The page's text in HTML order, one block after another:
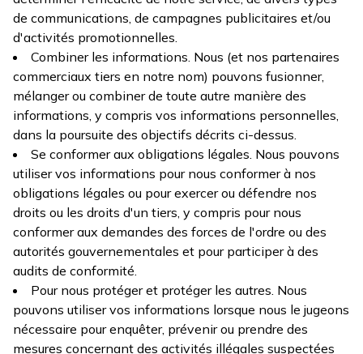
de communications, de campagnes publicitaires et/ou
d'activités promotionnelles.
Combiner les informations. Nous (et nos partenaires
commerciaux tiers en notre nom) pouvons fusionner,
mélanger ou combiner de toute autre manière des
informations, y compris vos informations personnelles,
dans la poursuite des objectifs décrits ci-dessus.
Se conformer aux obligations légales. Nous pouvons
utiliser vos informations pour nous conformer à nos
obligations légales ou pour exercer ou défendre nos
droits ou les droits d'un tiers, y compris pour nous
conformer aux demandes des forces de l'ordre ou des
autorités gouvernementales et pour participer à des
audits de conformité.
Pour nous protéger et protéger les autres. Nous
pouvons utiliser vos informations lorsque nous le jugeons
nécessaire pour enquêter, prévenir ou prendre des
mesures concernant des activités illégales suspectées